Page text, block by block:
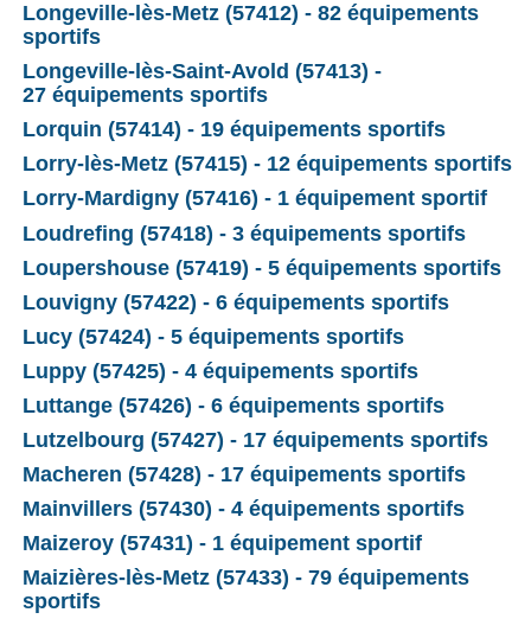
Longeville-lès-Metz (57412) - 82 équipements
sportifs
Longeville-lès-Saint-Avold (57413) -
27 équipements sportifs
Lorquin (57414) - 19 équipements sportifs
Lorry-lès-Metz (57415) - 12 équipements sportifs
Lorry-Mardigny (57416) - 1 équipement sportif
Loudrefing (57418) - 3 équipements sportifs
Loupershouse (57419) - 5 équipements sportifs
Louvigny (57422) - 6 équipements sportifs
Lucy (57424) - 5 équipements sportifs
Luppy (57425) - 4 équipements sportifs
Luttange (57426) - 6 équipements sportifs
Lutzelbourg (57427) - 17 équipements sportifs
Macheren (57428) - 17 équipements sportifs
Mainvillers (57430) - 4 équipements sportifs
Maizeroy (57431) - 1 équipement sportif
Maizières-lès-Metz (57433) - 79 équipements
sportifs